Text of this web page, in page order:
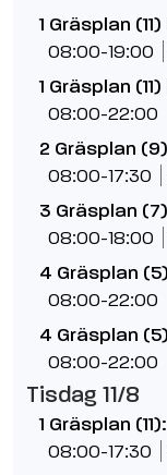
1 Gräsplan
08:00-19:00
1 Gräsplan
08:00-22:00
2 Gräsplan
08:00-17:30
3 Gräsplan
08:00-18:00
4 Gräsplan
08:00-22:00
4 Gräsplan
08:00-22:00
Tisdag 11/8
1 Gräsplan (11):
08:00-17:30